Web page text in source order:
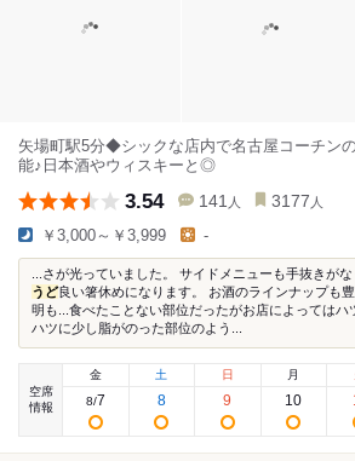
矢場町駅5分◆シックな店内で名古屋コーチン
能♪日本酒やウィスキーと◎
3.54 141 人 3177 人
￥3,000～￥3,999 -
...さが光っていました。 サイドメニューも手抜きが
うど良い箸休めになります。 お酒のラインナップも
明も...食べたことない部位だったがお店によってはハ
ハツに少し脂がのった部位のよう...
空席
情報
金
8/7
土
8
日
9
月
10